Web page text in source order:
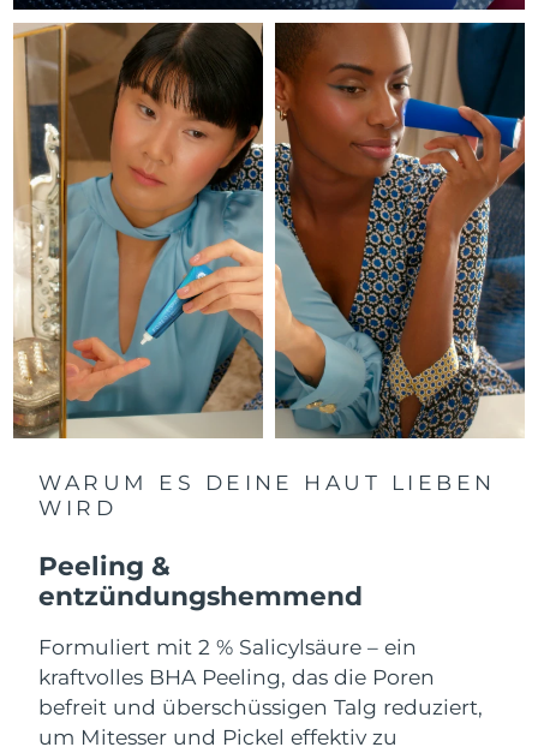
WARUM ES DEINE HAUT LIEBEN
WIRD
Peeling &
entzündungshemmend
Formuliert mit 2 % Salicylsäure – ein
kraftvolles BHA Peeling, das die Poren
befreit und überschüssigen Talg reduziert,
um Mitesser und Pickel effektiv zu
Litauen
Luxemburg Erwartete Lieferung 8/9/26
Sonderverwaltungsregion
Macau
Erwartete Lieferung8/11/26
Malaysia Erwartete Lieferung 8/12/26
Malta Erwartete Lieferung8/9/26
Mexiko Erwartete Lieferung 8/13/26
Monaco Erwartete Lieferung8/10/26
Niederlande Erwartete Lieferung8/9/26
Neuseeland Erwartete Lieferung8/9/26
Norwegen
Oman Erwartete Lieferung
Philippinen Erwartete Lieferung
Polen Erwartete Lieferung8/10/26